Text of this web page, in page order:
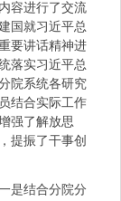
容进行了交流
国就习近平总
要讲话精神进
落实习近平总
院系统各研究
结合实际工作
强了解放思
提振了干事创
是结合分院分